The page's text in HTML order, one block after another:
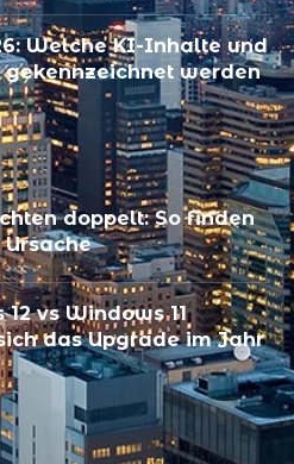
Welche KI-Inhalte und
gekennzeichnet werden
doppelt: So finden
vs Windows 11
das Upgrade im Jahr